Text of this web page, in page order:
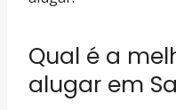
Qual é a
alugar em